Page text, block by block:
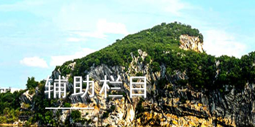
辅助栏目